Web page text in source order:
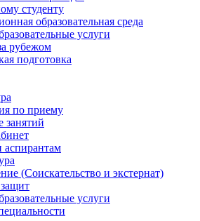
студенту
образовательная среда
услуги
рубежом
подготовка
по приему
занятий
(Соискательство и экстернат)
услуги